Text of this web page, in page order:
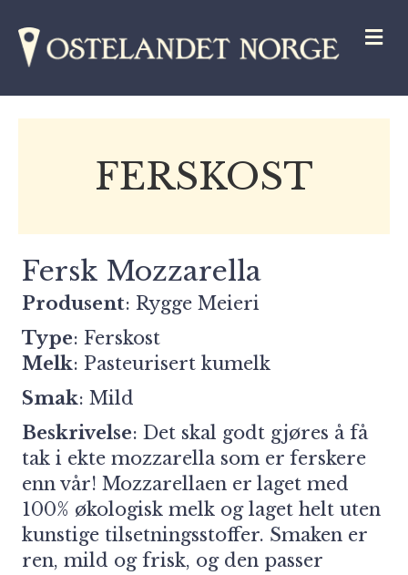
FERSKOST
Fersk Mozzarella
Produsent: Rygge Meieri
Type: Ferskost
Melk: Pasteurisert kumelk
Smak: Mild
Beskrivelse: Det skal godt gjøres å få
tak i ekte mozzarella som er ferskere
enn vår! Mozzarellaen er laget med
100% økologisk melk og laget helt uten
kunstige tilsetningsstoffer. Smaken er
ren, mild og frisk, og den passer